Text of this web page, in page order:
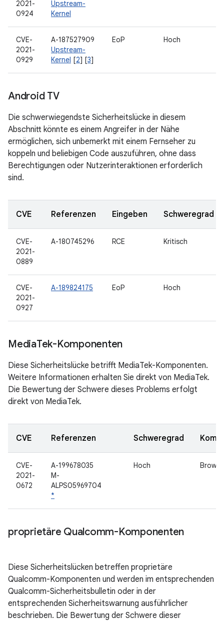
2021-
0924
Upstream-
Kernel
CVE-
2021-
0929
A-187527909
Upstream-
Kernel [2] [3]
EoP Hoch
Android TV
Die schwerwiegendste Sicherheitslücke in diesem
Abschnitt könnte es einem Angreifer in der Nähe
ermöglichen, sich unbemerkt mit einem Fernseher zu
koppeln und beliebigen Code auszuführen, ohne dass
Berechtigungen oder Nutzerinteraktionen erforderlich
sind.
CVE Referenzen Eingeben Schweregrad
CVE-
2021-
0889
A-180745296 RCE Kritisch
CVE-
2021-
0927
A-189824175 EoP Hoch
MediaTek-Komponenten
Diese Sicherheitslücke betrifft MediaTek-Komponenten.
Weitere Informationen erhalten Sie direkt von MediaTek.
Die Bewertung der Schwere dieses Problems erfolgt
direkt von MediaTek.
CVE Referenzen Schweregrad
CVE-
2021-
0672
A-199678035
M-
ALPS05969704
*
Hoch
proprietäre Qualcomm-Komponenten
Diese Sicherheitslücken betreffen proprietäre
Qualcomm-Komponenten und werden im entsprechenden
Qualcomm-Sicherheitsbulletin oder in der
entsprechenden Sicherheitswarnung ausführlicher
beschrieben. Die Bewertung der Schwere dieser